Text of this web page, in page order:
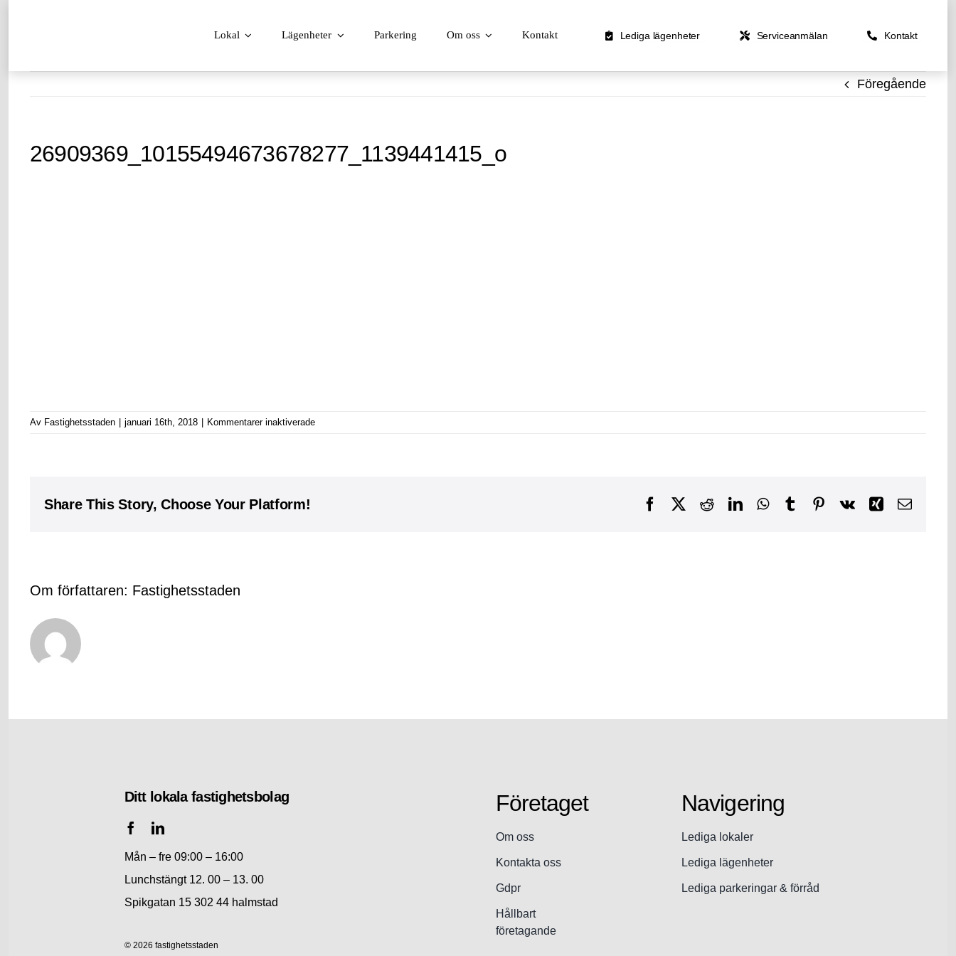
Lokal Lägenheter Parkering Om oss Kontakt Lediga lägenheter Serviceanmälan Kontakt
Föregående
26909369_10155494673678277_1139441415_o
Av Fastighetsstaden januari 16th, 2018 Kommentarer inaktiveradeför
Share This Story, Choose Your Platform! FacebookRedditLinkedInWhatsApp
TumblrPinterest
Vk XingE-
Om författaren: Fastighetsstaden
Ditt lokala fastighetsbolag
Mån – fre 09:00 – 16:00
Lunchstängt 12. 00 – 13. 00
Spikgatan 15 302 44 halmstad
© 2026 fastighetsstaden
Företaget
Om oss
Kontakta oss
Gdpr
Hållbart
företagande
Navigering
Lediga lokaler
Lediga lägenheter
Lediga parkeringar & förråd